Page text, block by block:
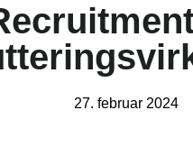
27. februar 2024